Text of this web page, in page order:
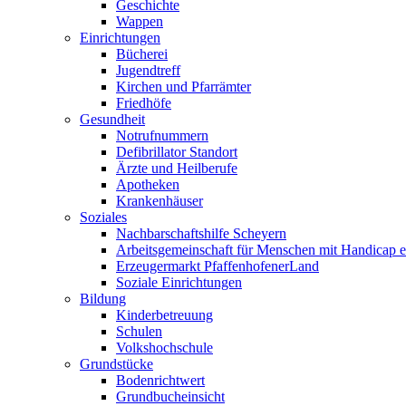
Geschichte
Wappen
Einrichtungen
Bücherei
Jugendtreff
Kirchen und Pfarrämter
Friedhöfe
Gesundheit
Notrufnummern
Defibrillator Standort
Ärzte und Heilberufe
Apotheken
Krankenhäuser
Soziales
Nachbarschaftshilfe Scheyern
Arbeitsgemeinschaft für Menschen mit Handicap
Erzeugermarkt PfaffenhofenerLand
Soziale Einrichtungen
Bildung
Kinderbetreuung
Schulen
Volkshochschule
Grundstücke
Bodenrichtwert
Grundbucheinsicht